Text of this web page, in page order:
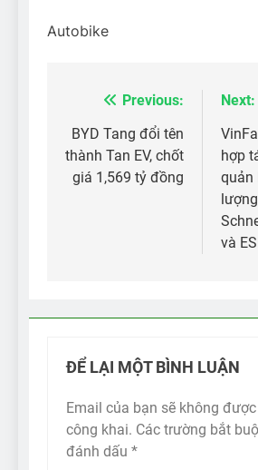
Autobike
Điều
hướng
bài
Previous:
BYD Tang đổi tên
thành Tan EV, chốt
giá 1,569 tỷ đồng
Next:
hợp
quản
và
ĐỂ LẠI MỘT BÌNH LUẬN
Email của bạn sẽ không
công khai. Các trường bắt
đánh dấu *